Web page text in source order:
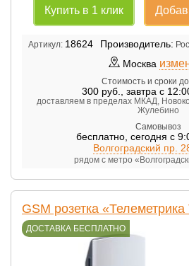
Купить в 1 клик
Артикул: 18624 Производитель:
Москва
Стоимость и сроки
300руб. завтра с
доставляем в пределах МКАД,
Жулебино
Самовывоз
бесплатно сегодня с
Волгоградский пр.
рядом с метро
GSM розетка
ДОСТАВКА БЕСПЛАТНО